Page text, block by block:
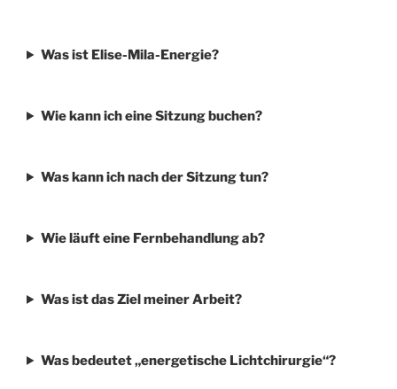
Was ist Elise-Mila-Energie?
Wie kann ich eine Sitzung buchen?
Was kann ich nach der Sitzung tun?
Wie läuft eine Fernbehandlung ab?
Was ist das Ziel meiner Arbeit?
Was bedeutet „energetische Lichtchirurgie“?